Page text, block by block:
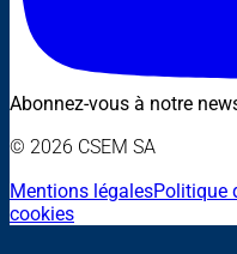
Abonnez-vous à notre
© 2026 CSEM SA
Mentions légalesPolitique
cookies